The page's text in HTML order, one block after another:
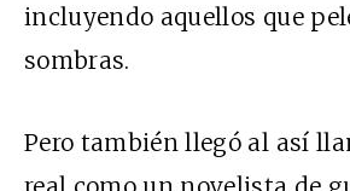
incluyendo aquellos que
sombras.
Pero también llegó al así